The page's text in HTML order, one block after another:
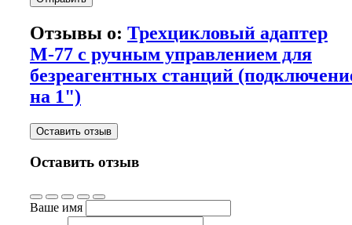
Отзывы о: Трехцикловый адаптер
М-77 с ручным управлением для
безреагентных станций
на 1")
Оставить отзыв
Оставить отзыв
Ваше имя